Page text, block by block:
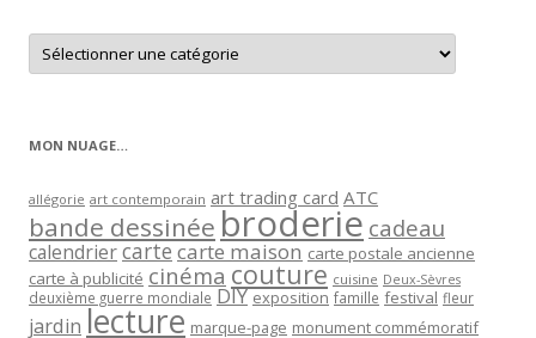
Retrouver
les
articles
MON NUAGE…
allégorie art contemporain art trading card ATC
bande dessinée broderie cadeau
calendriercartecarte maison carte postale ancienne
carte à publicité cinéma couture cuisine Deux-Sèvres
deuxième guerre mondiale DIY exposition famille festival fleur
jardin lecture marque-page monument commémoratif